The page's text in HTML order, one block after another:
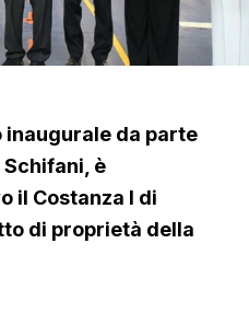
inaugurale da parte
è
il Costanza I di
di proprietà della